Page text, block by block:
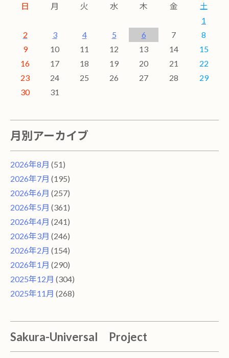
日
月 火 水 木 金
土
1
2
3 4 5 6 7
8
9
10 11 12 13 14
15
16
17 18 19 20 21
22
23
24 25 26 27 28
29
30
31
月別アーカイブ
2026年8月 (51)
2026年7月 (195)
2026年6月 (257)
2026年5月 (361)
2026年4月 (241)
2026年3月 (246)
2026年2月 (154)
2026年1月 (290)
2025年12月 (304)
2025年11月 (268)
Sakura-Universal Project